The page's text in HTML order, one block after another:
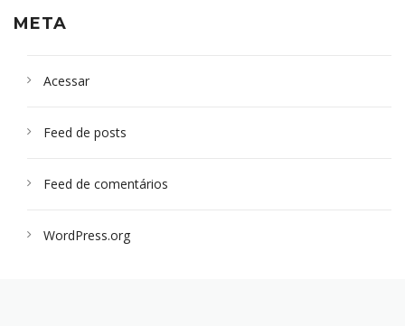
META
Acessar
Feed de posts
Feed de comentários
WordPress.org